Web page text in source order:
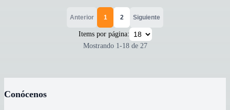
Anterior 1 2 Siguiente
Items por página:
Mostrando 1-18de 27
Conócenos